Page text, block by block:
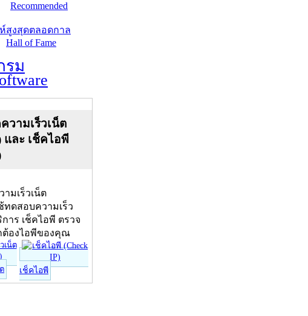
Recommended
สูงสุดตลอดกาล
Hall of Fame
รม
วามเร็วเน็ต
และ เช็คไอพี
ามเร็วเน็ต
ช้ทดสอบความเร็ว
าร เช็คไอพี ตรวจ
ต้องไอพีของคุณ
เช็คไอพี